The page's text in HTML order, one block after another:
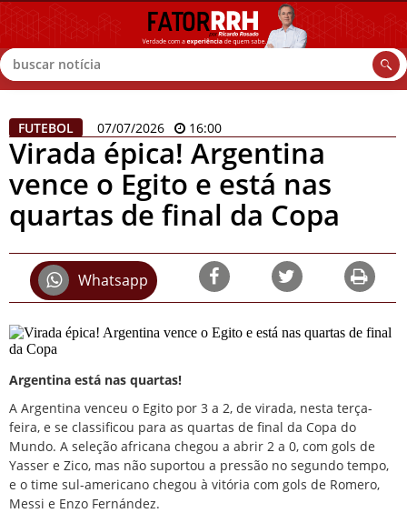
Buscar
FUTEBOL 07/07/2026 16:00
Virada épica! Argentina
vence o Egito e está nas
quartas de final da Copa
Whatsapp
Argentina está nas quartas!
A Argentina venceu o Egito por 3 a 2, de virada, nesta terça-
feira, e se classificou para as quartas de final da Copa do
Mundo. A seleção africana chegou a abrir 2 a 0, com gols de
Yasser e Zico, mas não suportou a pressão no segundo tempo,
e o time sul-americano chegou à vitória com gols de Romero,
Messi e Enzo Fernández.